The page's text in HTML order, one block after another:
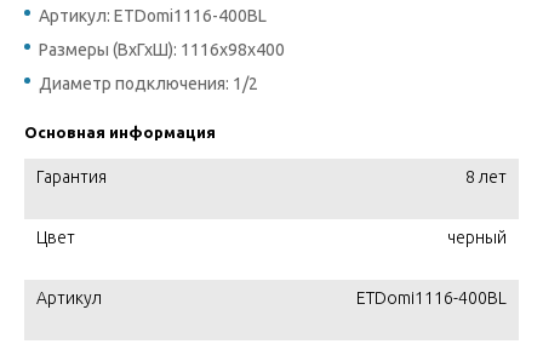
Артикул: ETDomi1116-400BL
Размеры (ВхГхШ): 1116x98x400
Диаметр подключения: 1/2
Основная информация
Гарантия 8 лет
Цвет черный
Артикул ETDomi1116-400BL